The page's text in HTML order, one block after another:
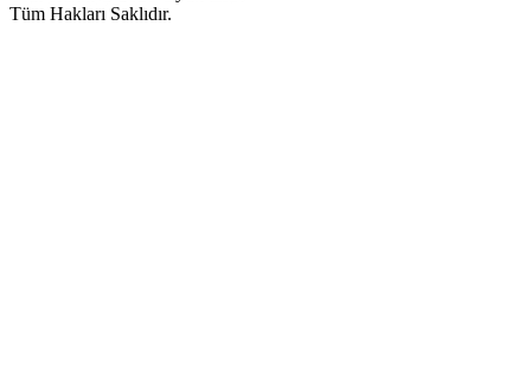
Tüm Hakları Saklıdır.